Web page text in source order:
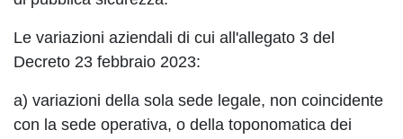
Le variazioni aziendali di cui all'allegato 3 del
Decreto 23 febbraio 2023:
a) variazioni della sola sede legale, non coincidente
con la sede operativa, o della toponomatica dei